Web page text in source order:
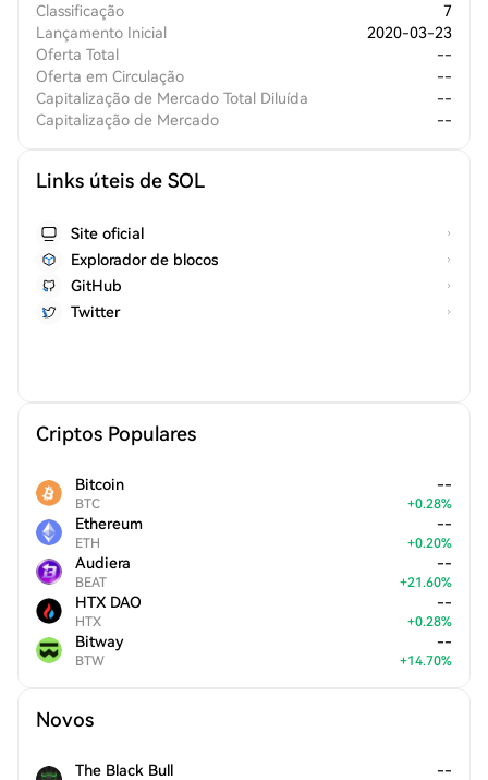
Classificação
7
Lançamento Inicial
2020-03-23
Oferta Total
--
Oferta em Circulação
--
Capitalização de Mercado Total Diluída
--
Capitalização de Mercado
--
Links úteis de SOL
Site oficial
Explorador de blocos
GitHub
Twitter
Criptos Populares
Bitcoin
BTC
--
+0.28%
Ethereum
ETH
--
+0.20%
Audiera
BEAT
--
+21.60%
HTX DAO
HTX
--
+0.28%
Bitway
BTW
--
+14.70%
Novos
The Black Bull --